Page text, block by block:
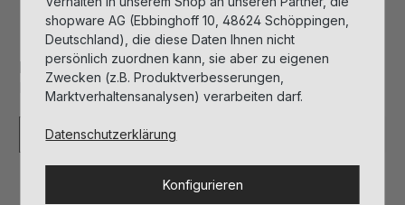
Probiotic Eye Cream
Produktnummer: 002204
Anmelden zum Einkaufen
Probiotic Day Cream
Produktnummer: 202202
shopware AG (Ebbinghoff 10, 48624 Schöppingen,
Deutschland), die diese Daten Ihnen nicht
persönlich zuordnen kann, sie aber zu eigenen
Zwecken (z.B. Produktverbesserungen,
Marktverhaltensanalysen) verarbeiten darf.
Datenschutzerklärung
Konfigurieren